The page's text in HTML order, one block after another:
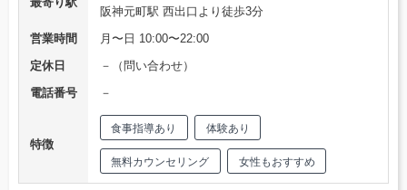
阪神元町駅 西出口より徒歩3分
営業時間
月〜日 10:00〜22:00
定休日
－（問い合わせ）
電話番号
－
特徴
食事指導あり 体験あり
無料カウンセリング 女性もおすすめ